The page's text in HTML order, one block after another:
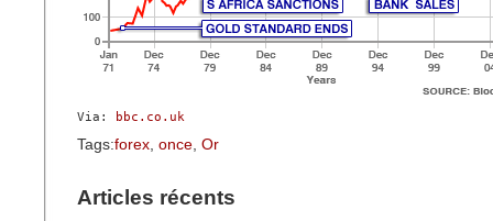
Via: bbc.co.uk
Tags:forex, once, Or
Articles récents